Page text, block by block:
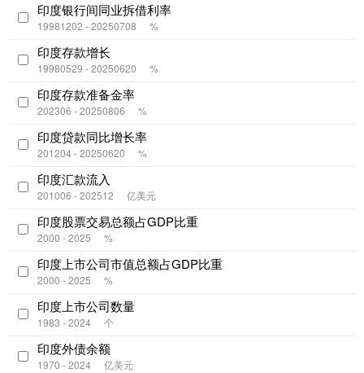
印度银行间同业拆借利率
19981202 - 20250708 %
印度存款增长
19980529 - 20250620 %
印度存款准备金率
202306 - 20250806 %
印度贷款同比增长率
201204 - 20250620 %
印度汇款流入
201006 - 202512 亿美元
印度股票交易总额占GDP比重
2000 - 2025 %
印度上市公司市值总额占GDP比重
2000 - 2025 %
印度上市公司数量
1983 - 2024 个
印度外债余额
1970 - 2024 亿美元